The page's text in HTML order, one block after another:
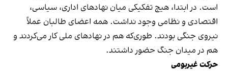
است. در ابتدا، هیچ تفکیکی میان نهادهای اداری، سیاسی،
اقتصادی و نظامی وجود نداشت. همه اعضای طالبان عملاً
نیروی جنگی بودند. طوری‌که هم در نهادهای ملی کار می‌کردند و
هم در میدان جنگ حضور داشتند.
حرکت غیربومی